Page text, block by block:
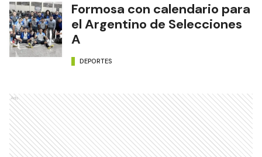
Formosa con calendario para
el Argentino de Selecciones
A
DEPORTES
Ads